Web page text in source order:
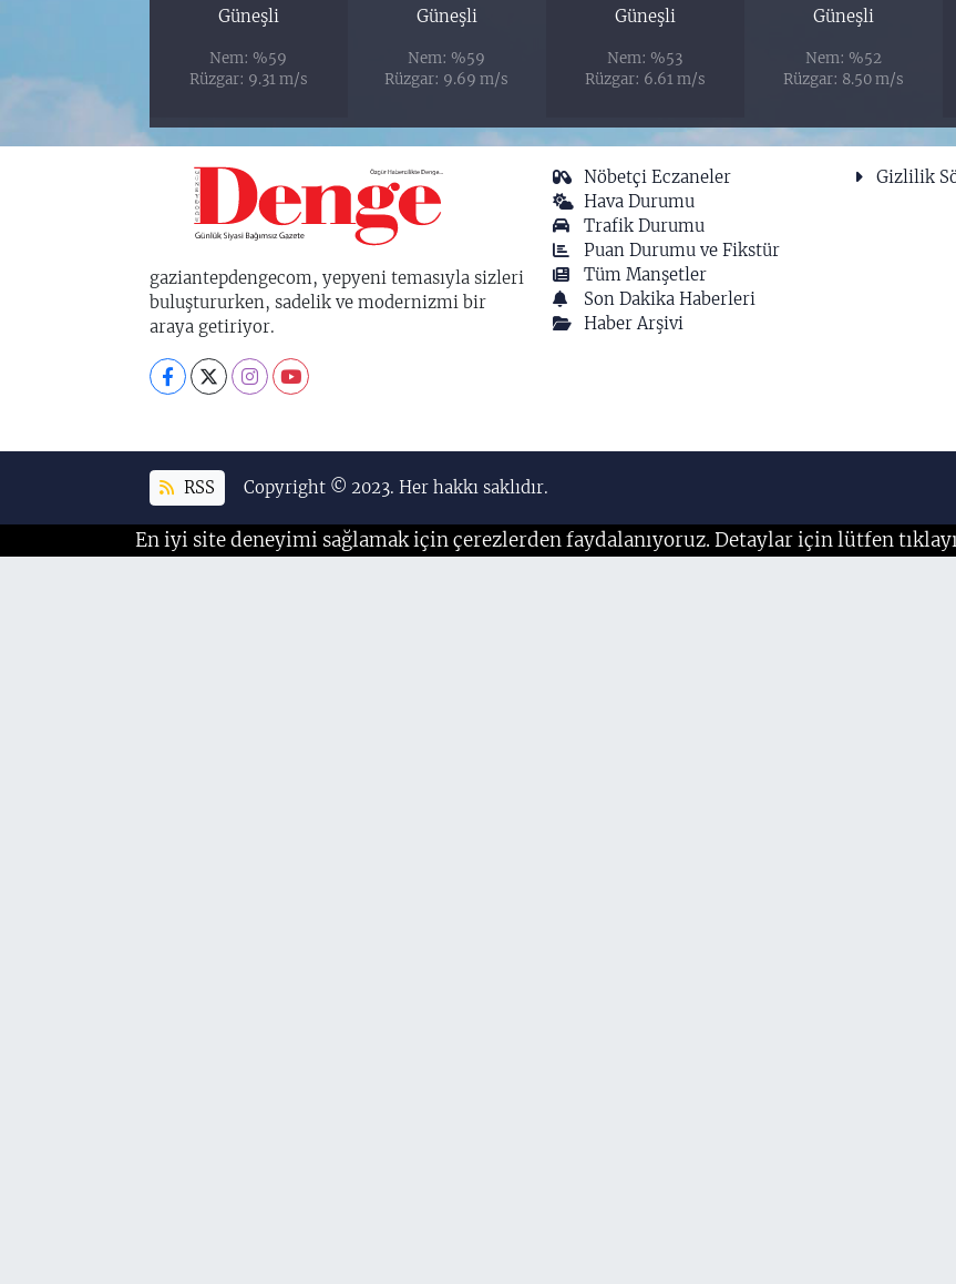
Güneşli
Nem: %59
Rüzgar: 9.31 m/s
Güneşli
Nem: %59
Rüzgar: 9.69 m/s
Güneşli
Nem: %53
Rüzgar: 6.61 m/s
Güneşli
Nem: %52
Rüzgar: 8.50 m/s
gaziantepdengecom, yepyeni temasıyla sizleri
buluştururken, sadelik ve modernizmi bir
araya getiriyor.
Nöbetçi Eczaneler
Hava Durumu
Trafik Durumu
Puan Durumu ve Fikstür
Tüm Manşetler
Son Dakika Haberleri
Haber Arşivi
Gizlilik
RSS Copyright © 2023. Her hakkı saklıdır.
En iyi site deneyimi sağlamak için çerezlerden faydalanıyoruz. Detaylar için lütfen